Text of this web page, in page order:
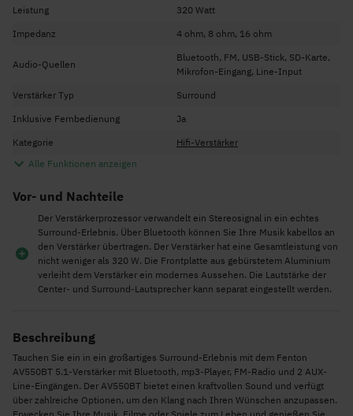
Beschreibung
Tauchen Sie ein in ein großartiges Surround-Erlebnis mit dem Fenton
AV550BT 5.1-Verstärker mit Bluetooth, mp3-Player, FM-Radio und 2 AUX-
Line-Eingängen. Der AV550BT bietet einen kraftvollen Sound und verfügt
über zahlreiche Optionen, um den Klang nach Ihren Wünschen anzupassen.
Leistung
320 Watt
Impedanz
4 ohm, 8 ohm, 16 ohm
Audio-Quellen
Bluetooth, FM, USB-Stick, SD-Karte,
Mikrofon-Eingang, Line-Input
Verstärker Typ
Surround
Inklusive Fernbedienung
Ja
Kategorie
Hifi-Verstärker
Alle Funktionen anzeigen
Vor- und Nachteile
Der Verstärkerprozessor verwandelt ein Stereosignal in ein echtes
Surround-Erlebnis. Über Bluetooth können Sie Ihre Musik kabellos an
den Verstärker übertragen. Der Verstärker hat eine Gesamtleistung von
nicht weniger als 320 W. Die Frontplatte aus gebürstetem Aluminium
verleiht dem Verstärker ein modernes Aussehen. Die Lautstärke der
Center- und Surround-Lautsprecher kann separat eingestellt werden.